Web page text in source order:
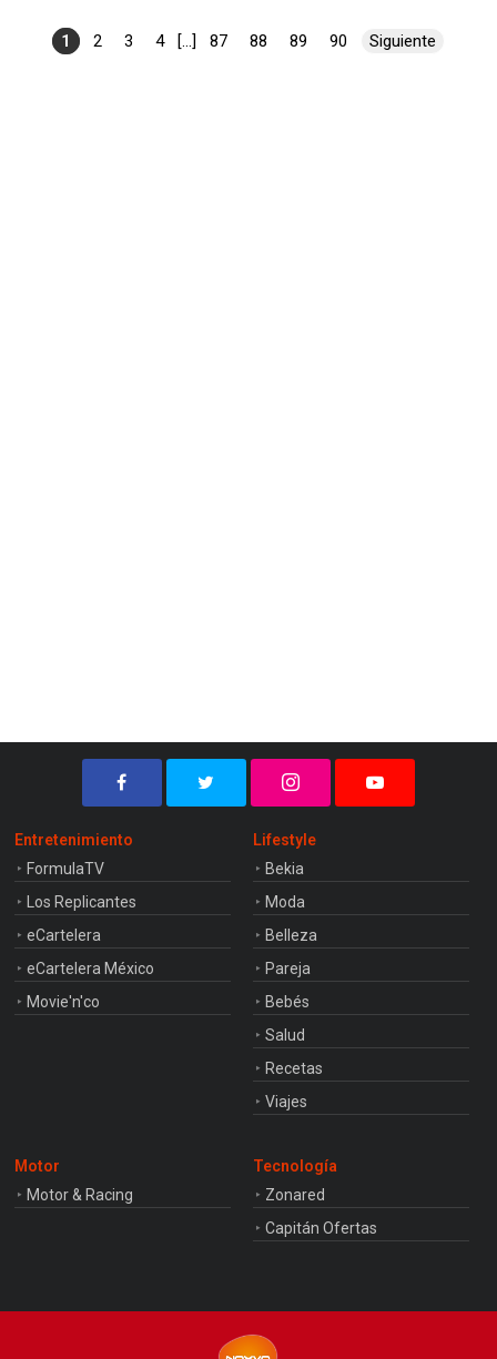
1 2 3 4 [...] 87 88 89 90 Siguiente
Entretenimiento
FormulaTV
Los Replicantes
eCartelera
eCartelera México
Movie'n'co
Lifestyle
Bekia
Moda
Belleza
Pareja
Bebés
Salud
Recetas
Viajes
Motor
Motor & Racing
Tecnología
Zonared
Capitán Ofertas